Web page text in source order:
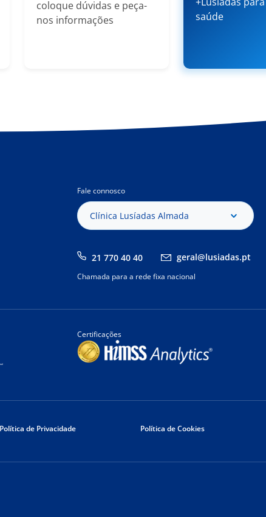
coloque dúvidas e peça-
nos informações
saúde
Fale connosco
Clínica Lusíadas Almada
21 770 40 40 geral@lusiadas.pt
Chamada para a rede fixa nacional
Certificações
Política de Privacidade Política de Cookies